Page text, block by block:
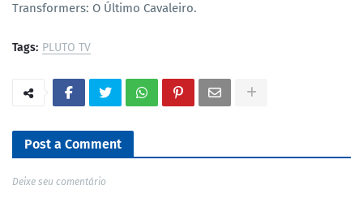
Transformers: O Último Cavaleiro.
Tags: PLUTO TV
Post a Comment
Deixe seu comentário